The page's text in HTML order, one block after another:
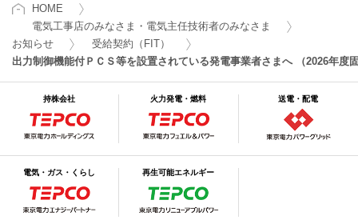
HOME
電気工事店のみなさま・電気主任技術者のみなさま
お知らせ
受給契約（FIT）
出力制御機能付ＰＣＳ等を設置されている発電事業者さまへ （2026年度
持株会社 火力発電・燃料 送電・配電
電気・ガス・くらし 再生可能エネルギー